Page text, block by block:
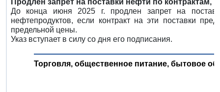
Продлен запрет на поставки нефти по
До конца июня 2025 г. продлен запрет на
нефтепродуктов, если контракт на эти поставки
предельной цены.
Указ вступает в силу со дня его подписания.
Торговля, общественное питание, бытовое